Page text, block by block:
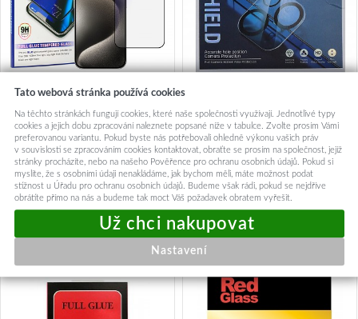
Tvrzené sklo Anti-Blue Full
Glue pro Samsung Galaxy A13
4G/5G/A04S
199,-
Okamžité odeslání
Přidat do košíku
zadní fotoaparát Samsung
A13
39,-
Okamžité odeslání
Přidat do košíku
Tato webová stránka používá cookies
Na těchto stránkách fungují cookies, které naše společnosti využívají. Jednotlivé typy
cookies a jejich dobu zpracování naleznete popsané níže v tabulce. Zvolte prosím Vámi
preferovanou variantu. Pokud byste nás potřebovali ohledně výkonu vašich práv
v souvislosti se zpracováním cookies kontaktovat, obraťte se prosím na společnost, jejíž
stránky procházíte, nebo na našeho Pověřence pro ochranu osobních údajů. Pokud si
myslíte, že s osobními údaji nenakládáme, jak bychom měli, máte možnost podat
stížnost u Úřadu pro ochranu osobních údajů. Budeme však rádi, pokud se nejdříve
obrátíte přímo na nás a budeme tak moct Váš požadavek obratem vyřešit.
Nastavení